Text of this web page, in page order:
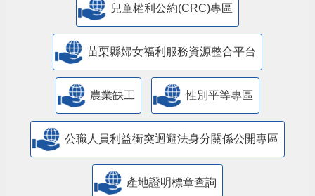
兒童權利公約(CRC)專區
苗栗縣婦女福利服務資源整合平台
農業缺工 性別平等專區
公職人員利益衝突迴避法身分關係公開專區
產地證明標章查詢